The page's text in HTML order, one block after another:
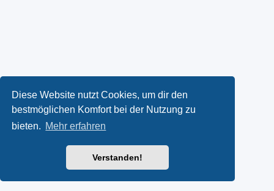
Diese Website nutzt Cookies, um dir den
bestmöglichen Komfort bei der Nutzung zu
bieten. Mehr erfahren
Verstanden!